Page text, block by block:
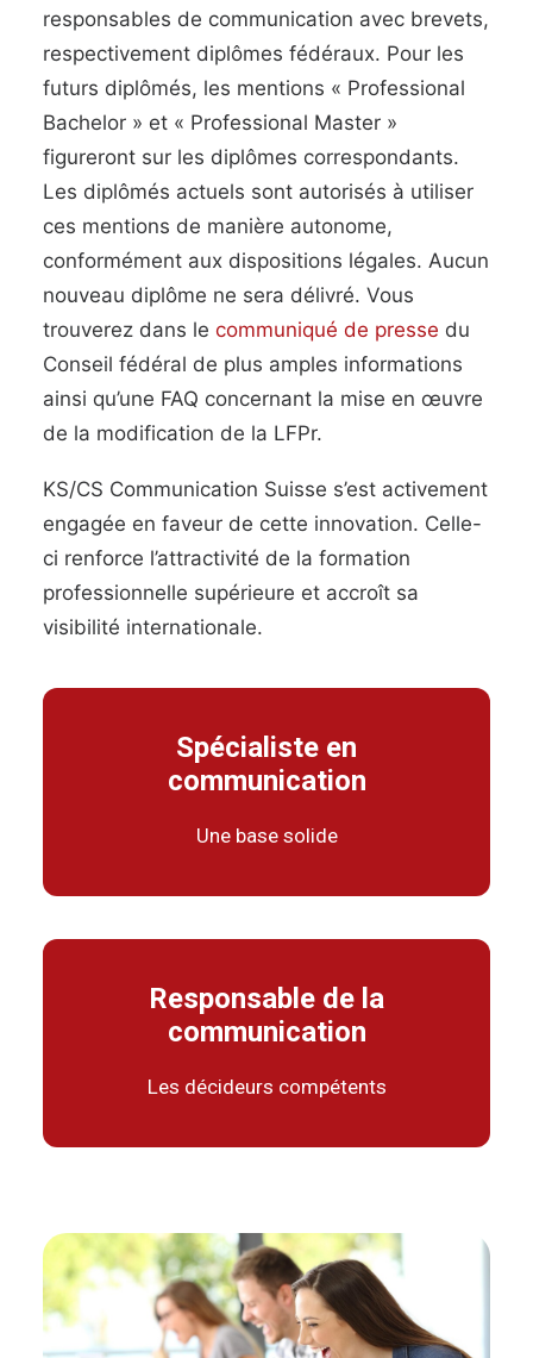
responsables de communication avec brevets,
respectivement diplômes fédéraux. Pour les
futurs diplômés, les mentions « Professional
Bachelor » et « Professional Master »
figureront sur les diplômes correspondants.
Les diplômés actuels sont autorisés à utiliser
ces mentions de manière autonome,
conformément aux dispositions légales. Aucun
nouveau diplôme ne sera délivré. Vous
trouverez dans le communiqué de presse du
Conseil fédéral de plus amples informations
ainsi qu’une FAQ concernant la mise en œuvre
de la modification de la LFPr.
KS/CS Communication Suisse s’est activement
engagée en faveur de cette innovation. Celle-
ci renforce l’attractivité de la formation
professionnelle supérieure et accroît sa
visibilité internationale.
Spécialiste en
communication
Une base solide
Responsable de la
communication
Les décideurs compétents